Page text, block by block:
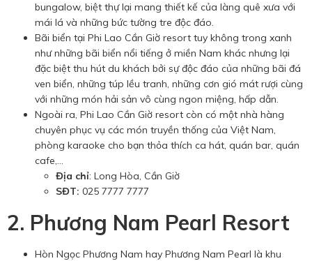
bungalow, biệt thự lại mang thiết kế của làng quê xưa với
mái lá và những bức tường tre độc đáo.
Bãi biển tại Phi Lao Cần Giờ resort tuy không trong xanh
như những bãi biển nổi tiếng ở miền Nam khác nhưng lại
đặc biệt thu hút du khách bởi sự độc đáo của những bãi đá
ven biển, những túp lều tranh, những cơn gió mát rượi cùng
với những món hải sản vô cùng ngon miệng, hấp dẫn.
Ngoài ra, Phi Lao Cần Giờ resort còn có một nhà hàng
chuyên phục vụ các món truyền thống của Việt Nam,
phòng karaoke cho bạn thỏa thích ca hát, quán bar, quán
cafe,…
Địa chỉ: Long Hòa, Cần Giờ
SĐT: 025 7777 7777
2. Phương Nam Pearl Resort
Hòn Ngọc Phương Nam hay Phương Nam Pearl là khu